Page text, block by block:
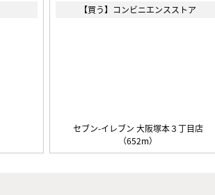
【買う】コンビニエンスストア
セブン-イレブン 大阪塚本３丁目店
（652m）